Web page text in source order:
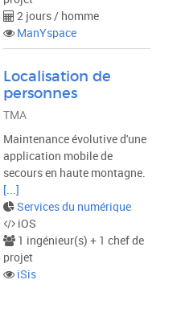
2 jours / homme
ManYspace
Localisation de
personnes
TMA
Maintenance évolutive d'une
application mobile de
secours en haute montagne.
[...]
Services du numérique
iOS
1 ingénieur(s) + 1 chef de
projet
iSis